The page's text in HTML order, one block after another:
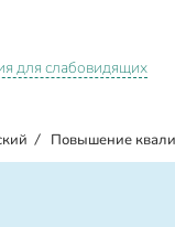
для слабовидящих
/ Повышение